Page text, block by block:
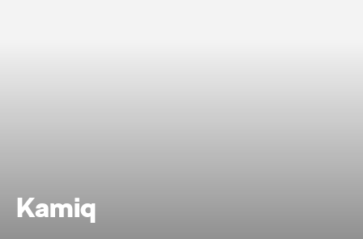
Kamiq